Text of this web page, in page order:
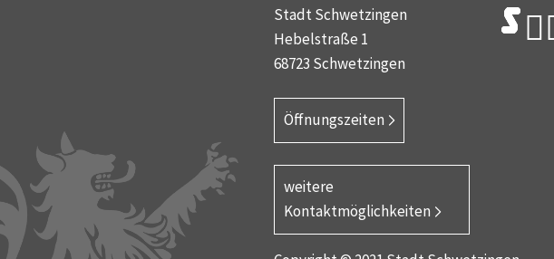
Stadt Schwetzingen
Hebelstraße 1
68723 Schwetzingen
Öffnungszeiten
weitere
Kontaktmöglichkeiten